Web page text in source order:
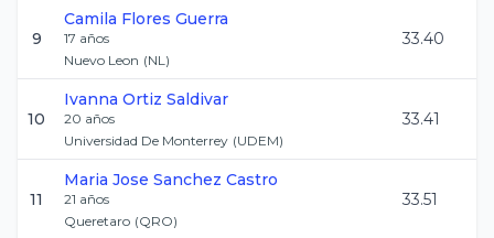
9
Camila Flores Guerra
17 años
Nuevo Leon (NL)
33.40
10
Ivanna Ortiz Saldivar
20 años
Universidad De Monterrey (UDEM)
33.41
11
Maria Jose Sanchez Castro
21 años
Queretaro (QRO)
33.51